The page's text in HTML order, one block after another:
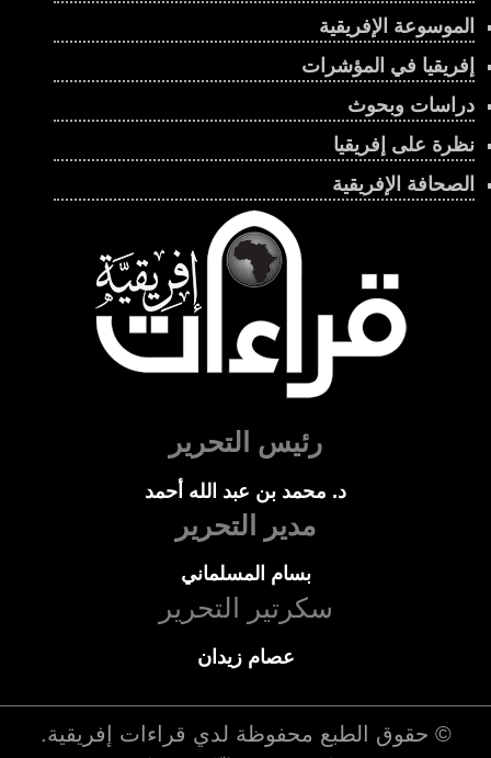
الموسوعة الإفريقية
إفريقيا في المؤشرات
دراسات وبحوث
نظرة على إفريقيا
الصحافة الإفريقية
رئيس التحرير
د. محمد بن عبد الله أحمد
مدير التحرير
بسام المسلماني
سكرتير التحرير
عصام زيدان
© حقوق الطبع محفوظة لدي قراءات إفريقية.